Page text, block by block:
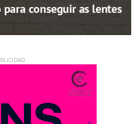
conseguir as lentes